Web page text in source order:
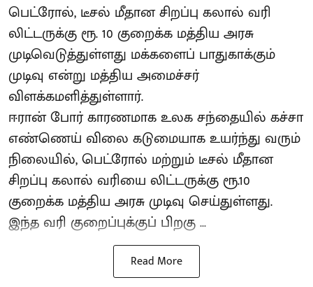
பெட்ரோல், டீசல் மீதான சிறப்பு கலால் வரி
லிட்டருக்கு ரூ. 10 குறைக்க மத்திய அரசு
முடிவெடுத்துள்ளது மக்களைப் பாதுகாக்கும்
முடிவு என்று மத்திய அமைச்சர்
விளக்கமளித்துள்ளார்.
ஈரான் போர் காரணமாக உலக சந்தையில் கச்சா
எண்ணெய் விலை கடுமையாக உயர்ந்து வரும்
நிலையில், பெட்ரோல் மற்றும் டீசல் மீதான
சிறப்பு கலால் வரியை லிட்டருக்கு ரூ.10
குறைக்க மத்திய அரசு முடிவு செய்துள்ளது.
இந்த வரி குறைப்புக்குப் பிறகு ...
Read More